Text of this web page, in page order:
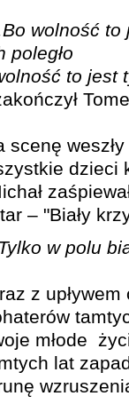
wolność to
poległo
to jest
scenę
dzieci
– "Biały
w polu
z
młode
lat